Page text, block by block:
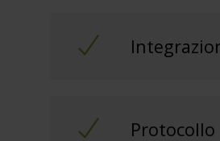
Protocollo